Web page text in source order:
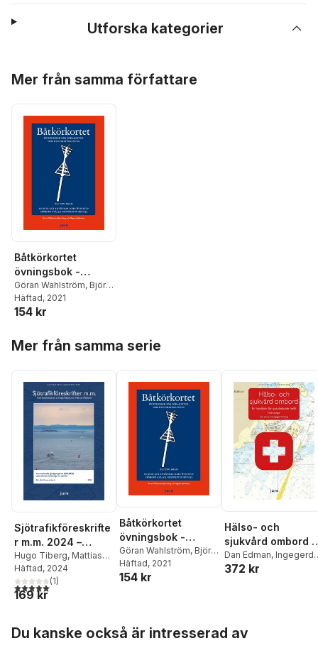
Utforska kategorier
Mer från samma författare
Båtkörkortet
övningsbok -
Övningsbok för
förarintyg och
kustskepparintyg
Göran Wahlström, Björn
Borg,Magnus
Kyllenbeck
Häftad, 2021
154 kr
Mer från samma serie
Sjötrafikföreskrifte
r m.m. 2024 –
Internationella
sjövägsreglerna
(COLREG) samt
nationella
sjötrafik med
kommentarer av
Hugo Tiberg, Mattias
Widlund
Häftad, 2024
5,0utav 5 stjärnor. Totalt antal röster:
(1)
169 kr
Båtkörkortet
övningsbok -
Övningsbok för
förarintyg och
kustskepparintyg
Göran Wahlström, Björn
Borg,Magnus
Kyllenbeck
Häftad, 2021
154 kr
Hälso- och
sjukvård ombord :
en handbok för
sjukvårdande
Dan Edman, Ingegerd
Snöberg
372 kr
Du kanske också är intresserad av